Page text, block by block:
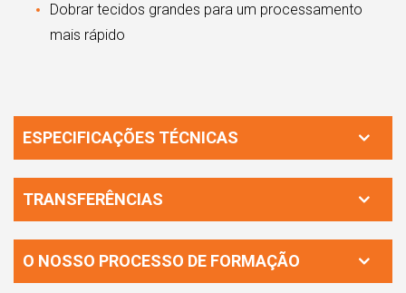
Dobrar tecidos grandes para um processamento
mais rápido
ESPECIFICAÇÕES TÉCNICAS
TRANSFERÊNCIAS
O NOSSO PROCESSO DE FORMAÇÃO